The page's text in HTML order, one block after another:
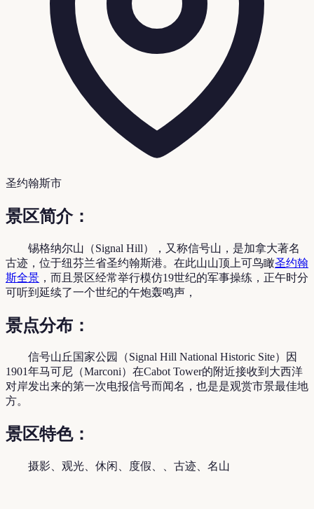
圣约翰斯市
景区简介：
锡格纳尔山（Signal Hill），又称信号山，是加拿大著名
古迹，位于纽芬兰省圣约翰斯港。在此山山顶上可鸟瞰圣约翰
斯全景 ，而且景区经常举行模仿19世纪的军事操练，正午时分
可听到延续了一个世纪的午炮轰鸣声，
景点分布：
信号山丘国家公园（Signal Hill National Historic Site）因
1901年马可尼（Marconi）在Cabot Tower的附近接收到大西洋
对岸发出来的第一次电报信号而闻名，也是是观赏市景最佳地
方。
景区特色：
摄影、观光、休闲、度假、、古迹、名山